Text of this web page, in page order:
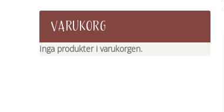
VARUKORG
Inga produkter i varukorgen.